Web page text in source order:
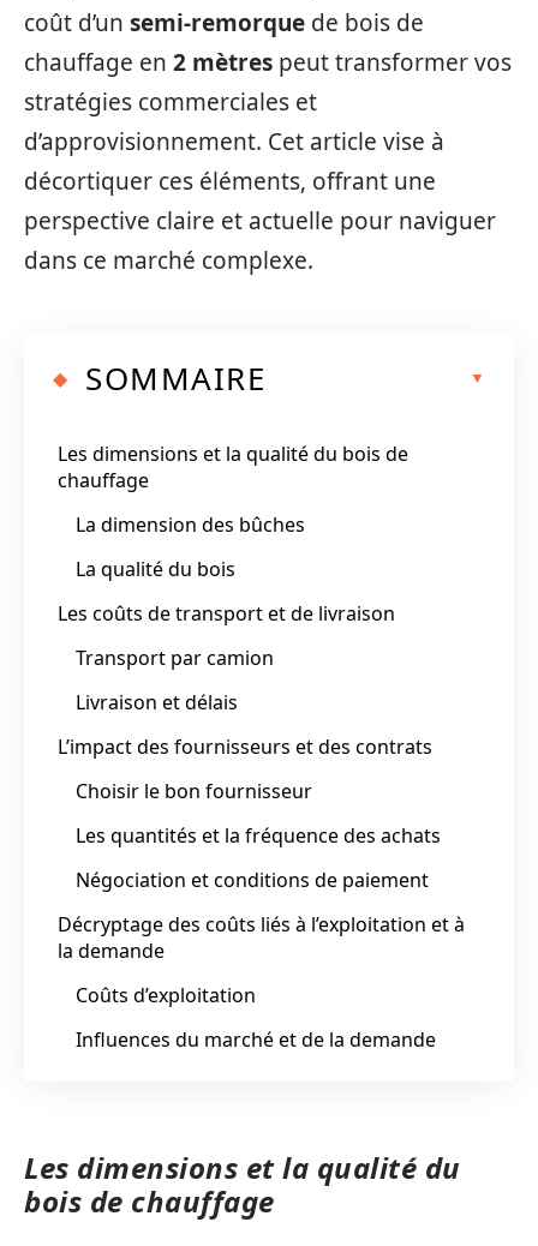
coût d’un semi-remorque de bois de
chauffage en 2 mètres peut transformer vos
stratégies commerciales et
d’approvisionnement. Cet article vise à
décortiquer ces éléments, offrant une
perspective claire et actuelle pour naviguer
dans ce marché complexe.
SOMMAIRE
Les dimensions et la qualité du bois de
chauffage
La dimension des bûches
La qualité du bois
Les coûts de transport et de livraison
Transport par camion
Livraison et délais
L’impact des fournisseurs et des contrats
Choisir le bon fournisseur
Les quantités et la fréquence des achats
Négociation et conditions de paiement
Décryptage des coûts liés à l’exploitation et à
la demande
Coûts d’exploitation
Influences du marché et de la demande
Les dimensions et la qualité du
bois de chauffage